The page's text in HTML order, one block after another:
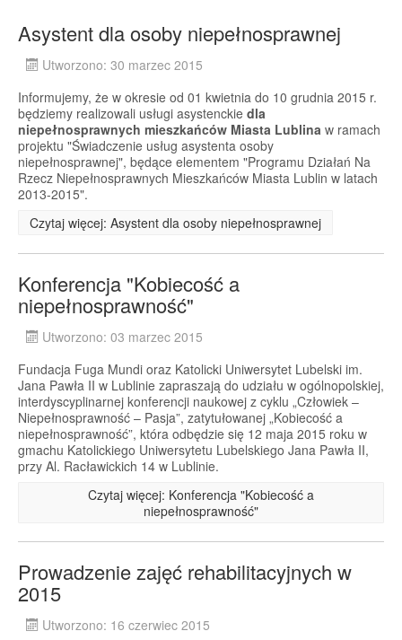
Asystent dla osoby niepełnosprawnej
Utworzono: 30 marzec 2015
Informujemy, że w okresie od 01 kwietnia do 10 grudnia 2015 r.
będziemy realizowali usługi asystenckie dla
niepełnosprawnych mieszkańców Miasta Lublina w ramach
projektu "Świadczenie usług asystenta osoby
niepełnosprawnej", będące elementem "Programu Działań Na
Rzecz Niepełnosprawnych Mieszkańców Miasta Lublin w latach
2013-2015".
Czytaj więcej: Asystent dla osoby niepełnosprawnej
Konferencja "Kobiecość a
niepełnosprawność"
Utworzono: 03 marzec 2015
Fundacja Fuga Mundi oraz Katolicki Uniwersytet Lubelski im.
Jana Pawła II w Lublinie zapraszają do udziału w ogólnopolskiej,
interdyscyplinarnej konferencji naukowej z cyklu „Człowiek –
Niepełnosprawność – Pasja”, zatytułowanej „Kobiecość a
niepełnosprawność”, która odbędzie się 12 maja 2015 roku w
gmachu Katolickiego Uniwersytetu Lubelskiego Jana Pawła II,
przy Al. Racławickich 14 w Lublinie.
Czytaj więcej: Konferencja "Kobiecość a
niepełnosprawność"
Prowadzenie zajęć rehabilitacyjnych w
2015
Utworzono: 16 czerwiec 2015